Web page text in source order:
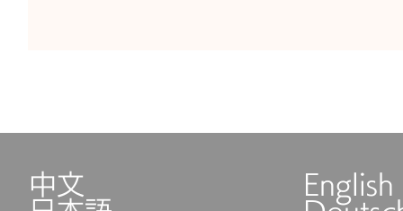
中文 English